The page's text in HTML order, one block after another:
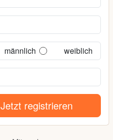
männlich weiblich
Jetzt registrieren